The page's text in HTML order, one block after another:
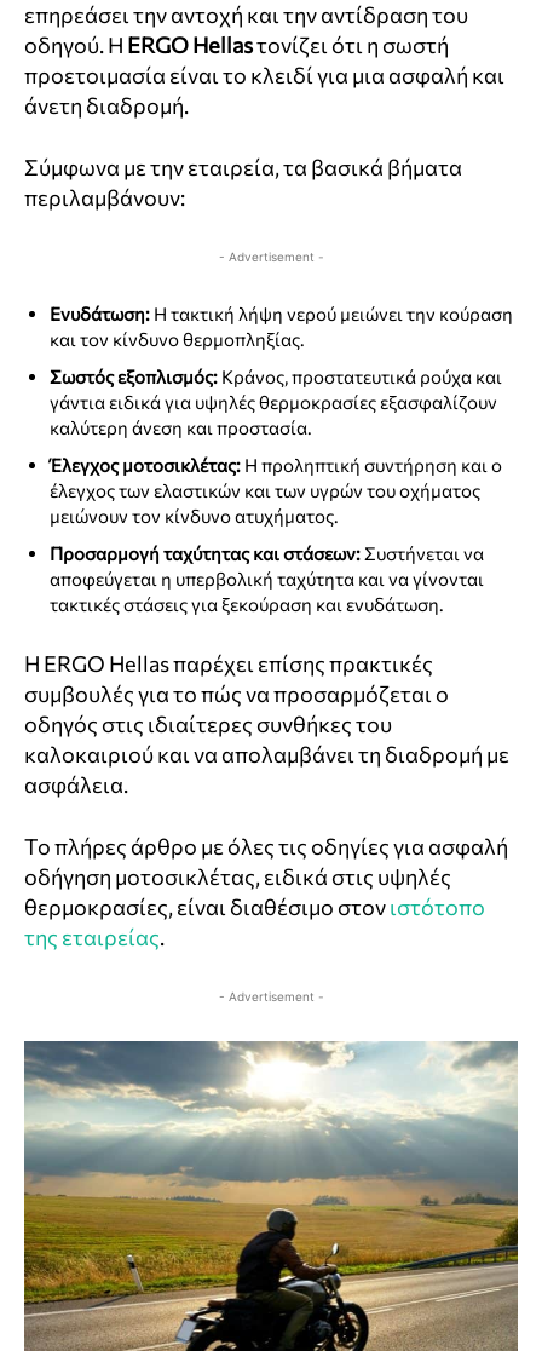
επηρεάσει την αντοχή και την αντίδραση του
οδηγού. Η ERGO Hellasτονίζει ότι η σωστή
προετοιμασία είναι το κλειδί για μια ασφαλή και
άνετη διαδρομή.
Σύμφωνα με την εταιρεία, τα βασικά βήματα
περιλαμβάνουν:
- Advertisement -
Ενυδάτωση: Η τακτική λήψη νερού μειώνει την κούραση
και τον κίνδυνο θερμοπληξίας.
Σωστός εξοπλισμός: Κράνος, προστατευτικά ρούχα και
γάντια ειδικά για υψηλές θερμοκρασίες εξασφαλίζουν
καλύτερη άνεση και προστασία.
Έλεγχος μοτοσικλέτας: Η προληπτική συντήρηση και ο
έλεγχος των ελαστικών και των υγρών του οχήματος
μειώνουν τον κίνδυνο ατυχήματος.
Προσαρμογή ταχύτητας και στάσεων: Συστήνεται να
αποφεύγεται η υπερβολική ταχύτητα και να γίνονται
τακτικές στάσεις για ξεκούραση και ενυδάτωση.
Η ERGO Hellas παρέχει επίσης πρακτικές
συμβουλές για το πώς να προσαρμόζεται ο
οδηγός στις ιδιαίτερες συνθήκες του
καλοκαιριού και να απολαμβάνει τη διαδρομή με
ασφάλεια.
Το πλήρες άρθρο με όλες τις οδηγίες για ασφαλή
οδήγηση μοτοσικλέτας, ειδικά στις υψηλές
θερμοκρασίες, είναι διαθέσιμο στονιστότοπο
της εταιρείας.
- Advertisement -